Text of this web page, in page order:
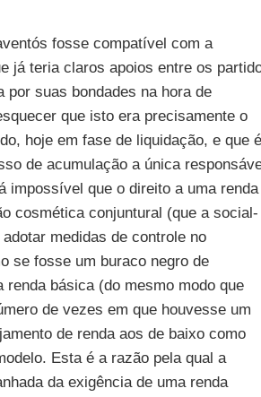
fosse compatível com a
já teria claros apoios entre os
suas bondades na hora de
que isto era precisamente o
hoje em fase de liquidação, e que é
de acumulação a única
impossível que o direito a uma renda
cosmética conjuntural (que a social-
medidas de controle no
se fosse um buraco negro de
básica (do mesmo modo que
de vezes em que houvesse um
de renda aos de baixo como
Esta é a razão pela qual a
da exigência de uma renda